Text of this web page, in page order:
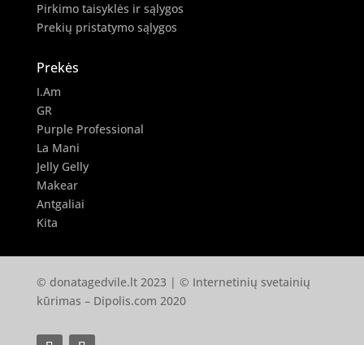
Pirkimo taisyklės ir sąlygos
Prekių pristatymo sąlygos
Prekės
I.Am
GR
Purple Professional
La Mani
Jelly Gelly
Makear
Antgaliai
Kita
© donatagedvile.lt 2023 | © Internetinių svetainių
kūrimas – Dipolis.com 2020